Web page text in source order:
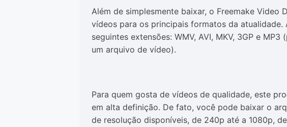
Além de simplesmente baixar, o Freemake Video
vídeos para os principais formatos da
seguintes extensões: WMV, AVI, MKV, 3GP e
um arquivo de vídeo).
Para quem gosta de vídeos de qualidade, este
em alta definição. De fato, você pode baixar o
de resolução disponíveis, de 240p até a 1080p,